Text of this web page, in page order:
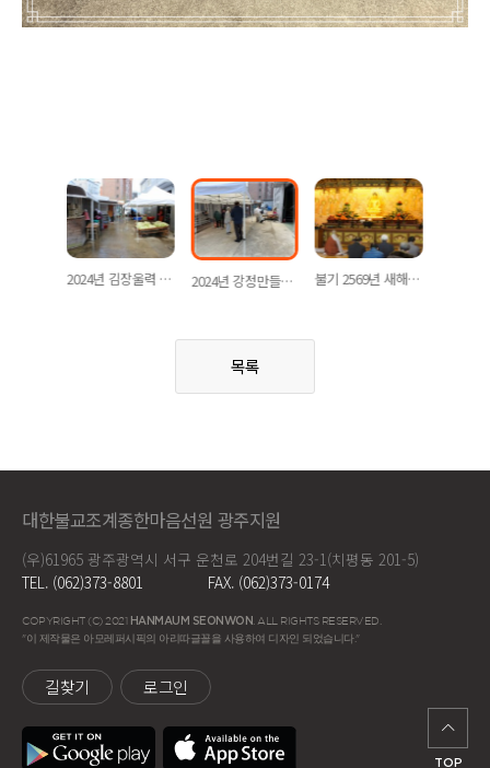
2024년 김장울력 스케치 2024년 강정만들기 울력 스케치 불기 2569년 새해맞이 합동천도재 & 촛불재 사진 스케치
목록
대한불교조계종한마음선원 광주지원
(우)61965 광주광역시 서구 운천로 204번길 23-1(치평동 201-5)
TEL. (062)373-8801
FAX. (062)373-0174
COPYRIGHT (C) 2021 HANMAUM SEONWON . ALL RIGHTS RESERVED.
"이 제작물은 아모레퍼시픽의 아리따글꼴을 사용하여 디자인 되었습니다."
길찾기 로그인
TOP